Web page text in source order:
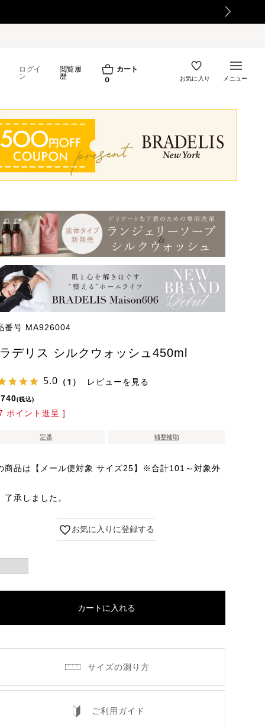
ログイ
ン
閲覧履
歴
カート
0
お気に入り メニュー
番号 MA926004
デリス シルクウォッシュ450ml
5.0 （1） レビューを見る
税込
ポイント進呈 ]
定番 補整補助
商品は【メール便対象 サイズ25】※合計101～対象外
了承しました。
お気に入りに登録する
カートに入れる
サイズの測り方
ご利用ガイド